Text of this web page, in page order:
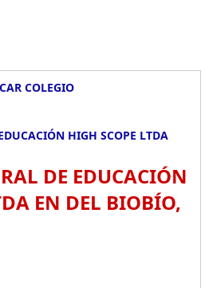
COLEGIO
HIGH SCOPE LTDA
DE EDUCACIÓN
EN DEL BIOBÍO,